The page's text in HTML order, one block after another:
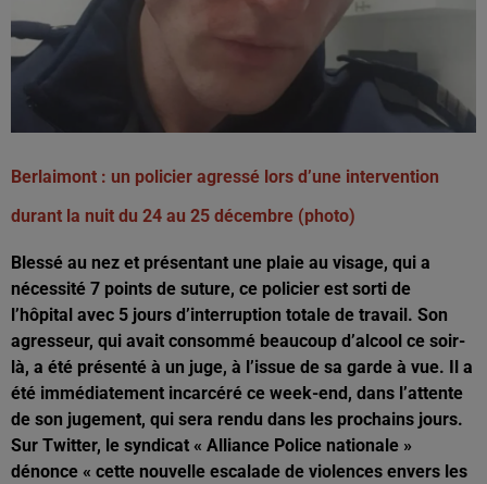
Berlaimont : un policier agressé lors d’une intervention
durant la nuit du 24 au 25 décembre (photo)
Blessé au nez et présentant une plaie au visage, qui a
nécessité 7 points de suture, ce policier est sorti de
l’hôpital avec 5 jours d’interruption totale de travail. Son
agresseur, qui avait consommé beaucoup d’alcool ce soir-
là, a été présenté à un juge, à l’issue de sa garde à vue. Il a
été immédiatement incarcéré ce week-end, dans l’attente
de son jugement, qui sera rendu dans les prochains jours.
Sur Twitter, le syndicat « Alliance Police nationale »
dénonce « cette nouvelle escalade de violences envers les